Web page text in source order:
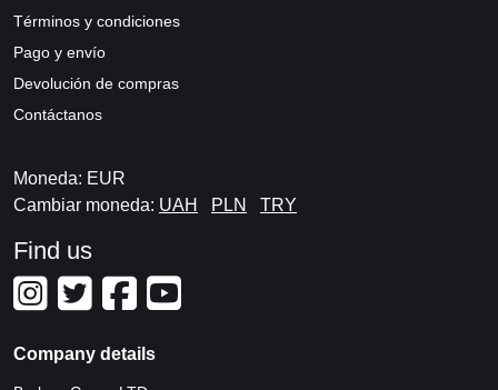
Términos y condiciones
Pago y envío
Devolución de compras
Contáctanos
Moneda: EUR
Cambiar moneda: UAH PLN TRY
Find us
Company details